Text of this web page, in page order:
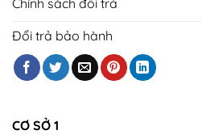
Đổi trả bảo hành
CƠ SỞ 1